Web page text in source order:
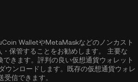
WalletやMetaMaskなどのノンカスト
保管することをお勧めします。 主要な
きます。評判の良い仮想通貨ウォレット
ウンロードします。既存の仮想通貨ウォレ
信できます。